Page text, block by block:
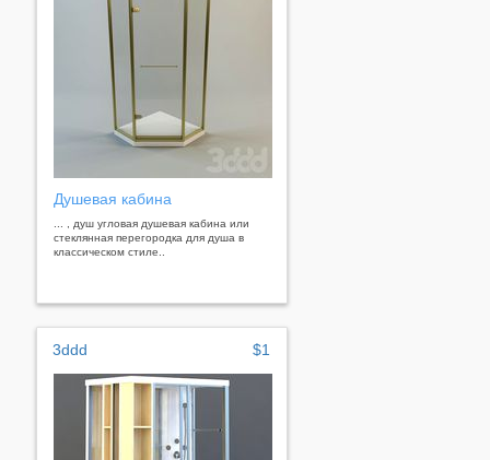
Душевая кабина
... , душ угловая душевая кабина или
стеклянная перегородка для душа в
классическом стиле..
3ddd $1